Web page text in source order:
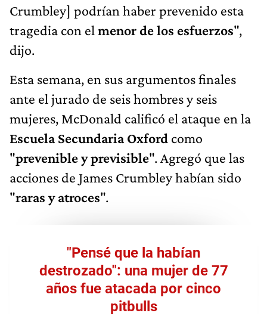
Crumbley] podrían haber prevenido esta
tragedia con el menor de los esfuerzos",
dijo.
Esta semana, en sus argumentos finales
ante el jurado de seis hombres y seis
mujeres, McDonald calificó el ataque en la
Escuela Secundaria Oxford como
"prevenible y previsible". Agregó que las
acciones de James Crumbley habían sido
"raras y atroces".
"Pensé que la habían
destrozado": una mujer de 77
años fue atacada por cinco
pitbulls